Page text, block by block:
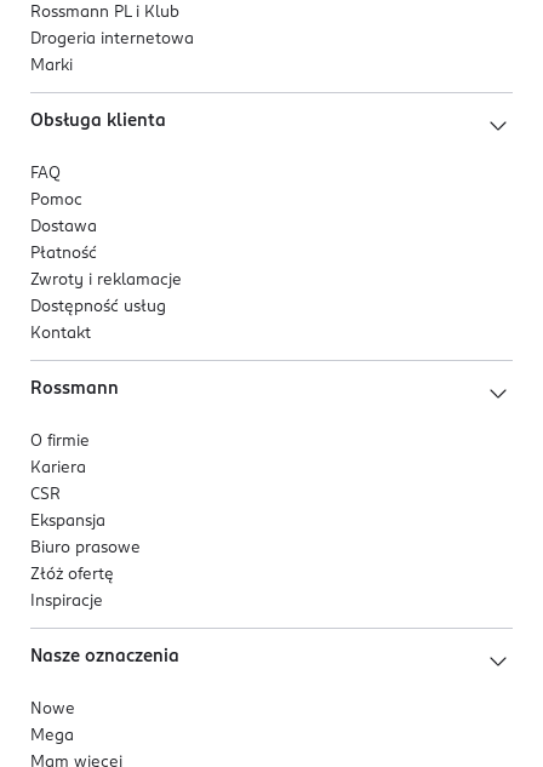
Rossmann PL i Klub
Drogeria internetowa
Marki
Obsługa klienta
FAQ
Pomoc
Dostawa
Płatność
Zwroty i reklamacje
Dostępność usług
Kontakt
Rossmann
O firmie
Kariera
CSR
Ekspansja
Biuro prasowe
Złóż ofertę
Inspiracje
Nasze oznaczenia
Nowe
Mega
Mam więcej